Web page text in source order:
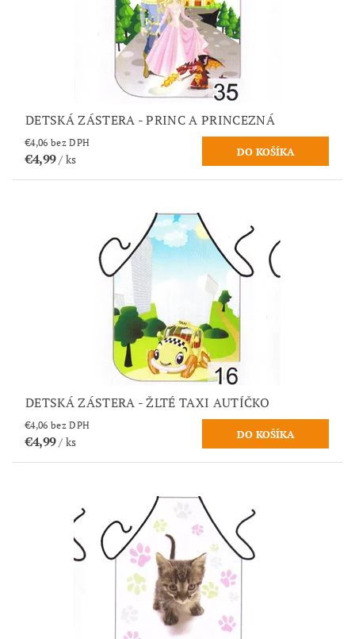
DETSKÁ ZÁSTERA - PRINC A PRINCEZNÁ
€4,06 bez DPH
€4,99/ ks
DETSKÁ ZÁSTERA - ŽLTÉ TAXI AUTÍČKO
€4,06 bez DPH
€4,99/ ks